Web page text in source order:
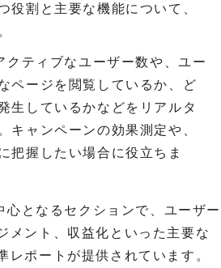
役割と主要な機能について、
クティブなユーザー数や、ユー
ページを閲覧しているか、ど
生しているかなどをリアルタ
キャンペーンの効果測定や、
把握したい場合に役立ちま
心となるセクションで、ユーザー
メント、収益化といった主要な
レポートが提供されています。